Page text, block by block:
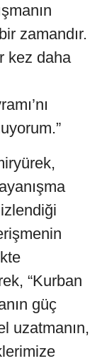
zamandır.
kez daha
“Kurban
güç
uzatmanın,